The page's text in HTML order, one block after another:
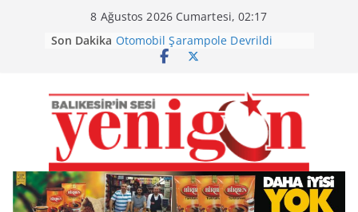
8 Ağustos 2026 Cumartesi, 02:17
Son Dakika Otomobil Şarampole Devrildi
Büyükşehir’den Kepsut’a Yatırım
Burhaniye’de Ot Yangını
Havran Siyah İncirinde Hasat
Başladı